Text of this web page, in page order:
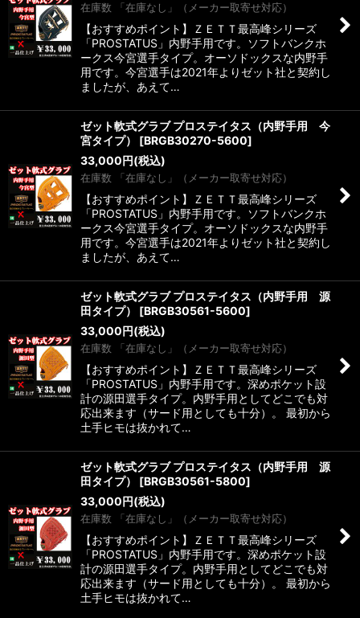
在庫数 「在庫なし」（メーカー取寄せ対応）
【おすすめポイント】ＺＥＴＴ最高峰シリーズ
「PROSTATUS」内野手用です。ソフトバンクホ
ークス今宮選手タイプ。オーソドックスな内野手
用です。今宮選手は2021年よりゼット社と契約し
ましたが、あえて…
ゼット軟式グラブ プロステイタス（内野手用 今
宮タイプ）
[BRGB30270-5600]
33,000円(税込)
在庫数 「在庫なし」（メーカー取寄せ対応）
【おすすめポイント】ＺＥＴＴ最高峰シリーズ
「PROSTATUS」内野手用です。ソフトバンクホ
ークス今宮選手タイプ。オーソドックスな内野手
用です。今宮選手は2021年よりゼット社と契約し
ましたが、あえて…
ゼット軟式グラブ プロステイタス（内野手用 源
田タイプ）
[BRGB30561-5600]
33,000円(税込)
在庫数 「在庫なし」（メーカー取寄せ対応）
【おすすめポイント】ＺＥＴＴ最高峰シリーズ
「PROSTATUS」内野手用です。深めポケット設
計の源田選手タイプ。内野手用としてどこでも対
応出来ます（サード用としても十分）。 最初から
土手ヒモは抜かれて…
ゼット軟式グラブ プロステイタス（内野手用 源
田タイプ）
[BRGB30561-5800]
33,000円(税込)
在庫数 「在庫なし」（メーカー取寄せ対応）
【おすすめポイント】ＺＥＴＴ最高峰シリーズ
「PROSTATUS」内野手用です。深めポケット設
計の源田選手タイプ。内野手用としてどこでも対
応出来ます（サード用としても十分）。 最初から
土手ヒモは抜かれて…